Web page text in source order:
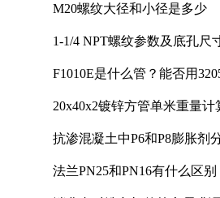
M20螺纹大径和小径是多少
1-1/4 NPT螺纹参数及底孔尺
F1010E是什么管？能否用
20x40x2镀锌方管单米重量
抗渗混凝土中P6和P8膨胀剂
法兰PN25和PN16有什么区别